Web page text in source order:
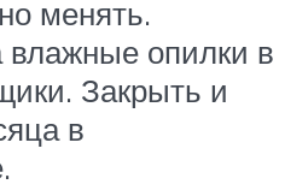
менять.
влажные опилки в
Закрыть и
в